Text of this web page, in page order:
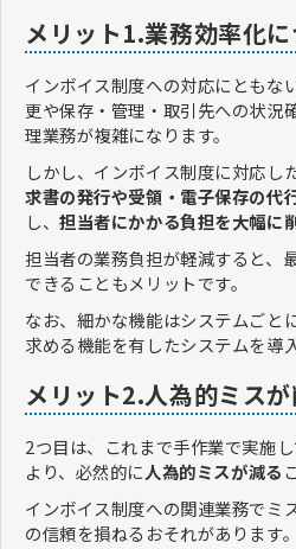
メリット1.業務効率化
インボイス制度への対応にともな
更や保存・管理・取引先への状況
理業務が複雑になります。
しかし、インボイス制度に対応し
求書の発行や受領・電子保存の代
し、担当者にかかる負担を大幅に
担当者の業務負担が軽減すると、
できることもメリットです。
なお、細かな機能はシステムごと
求める機能を有したシステムを導
メリット2.人為的ミス
2つ目は、これまで手作業で実施
より、必然的に人為的ミスが減る
インボイス制度への関連業務でミ
の信頼を損ねるおそれがあります。